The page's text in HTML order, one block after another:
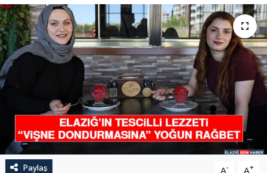
Paylaş A- A+
GENEL
GÜNDEM
HABERDE İNSAN
KÜLTÜR-SANAT
MAGAZİN
MEDYA